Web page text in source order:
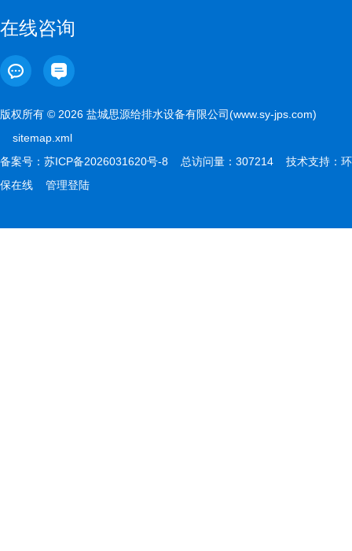
在线咨询
版权所有 © 2026 盐城思源给排水设备有限公司(www.sy-jps.com)
sitemap.xml
备案号： 苏ICP备2026031620号-8 总访问量：307214 技术支持： 环
保在线
管理登陆